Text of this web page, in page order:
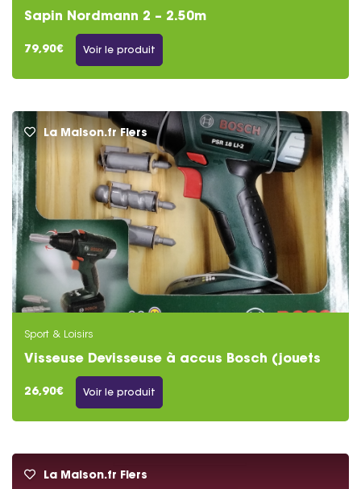
Sapin Nordmann 2 – 2.50m
79,90€ Voir le produit
La Maison.fr Flers
Sport & Loisirs
Visseuse Devisseuse à accus Bosch (jouets
enfants)
26,90€ Voir le produit
La Maison.fr Flers